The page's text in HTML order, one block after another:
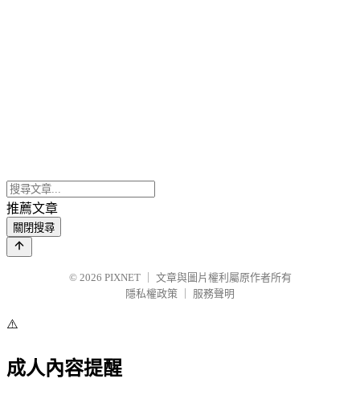
推薦文章
關閉搜尋
© 2026 PIXNET
文章與圖片權利屬原作者所有
隱私權政策
服務聲明
⚠️
成人內容提醒